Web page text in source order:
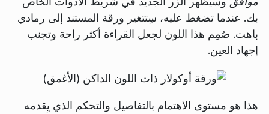
بك. عندما تضغط عليه، سِتتغير ورقة المستند إلى رمادي
باهت. صُمِم هذا اللون لجعل القراءة أكثر راحة وتجنب
إجهاد العين.
هذا هو مستوى الاهتمام بالتفاصيل والتحكم الذي يِقدمه